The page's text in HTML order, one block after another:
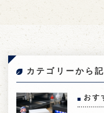
カテゴリーから
おす